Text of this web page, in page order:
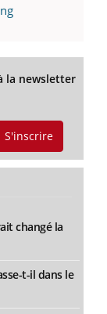
la newsletter
S'inscrire
changé la
t-il dans le